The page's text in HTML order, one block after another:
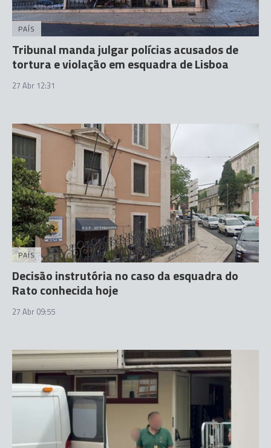
PAÍS
Tribunal manda julgar polícias acusados de
tortura e violação em esquadra de Lisboa
27 Abr 12:31
PAÍS
Decisão instrutória no caso da esquadra do
Rato conhecida hoje
27 Abr 09:55